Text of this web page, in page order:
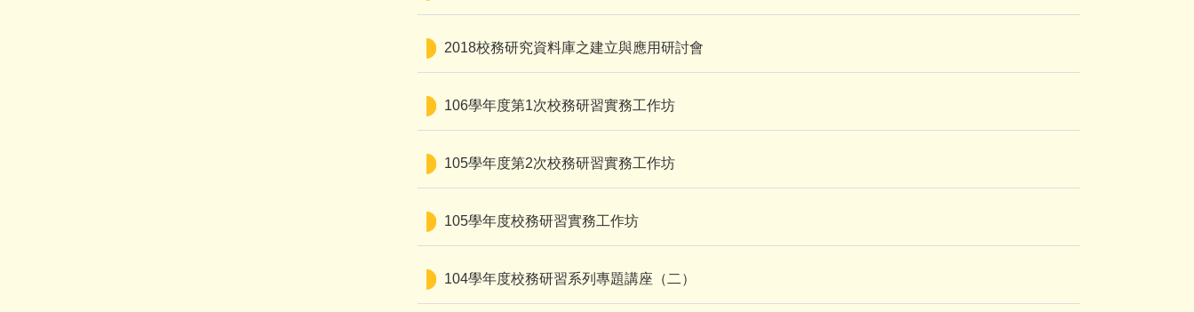
2018校務研究資料庫之建立與應用研討會
106學年度第1次校務研習實務工作坊
105學年度第2次校務研習實務工作坊
105學年度校務研習實務工作坊
104學年度校務研習系列專題講座（二）